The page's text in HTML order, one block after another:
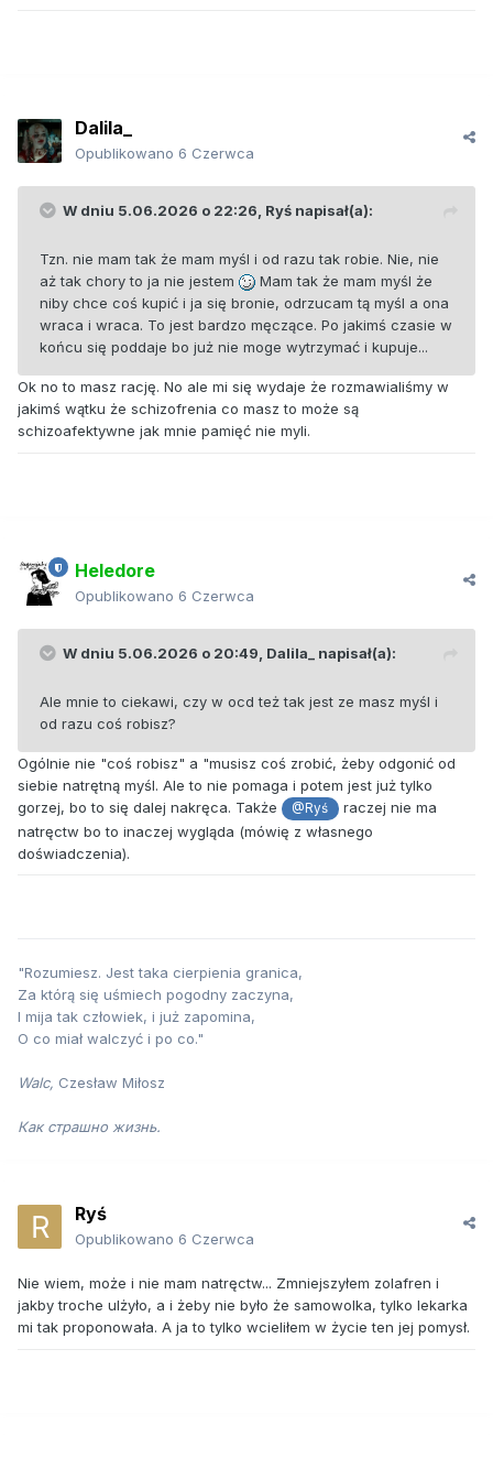
Dalila_
Opublikowano 6 Czerwca
W dniu 5.06.2026 o 22:26, Ryś napisał(a):
Tzn. nie mam tak że mam myśl i od razu tak robie. Nie, nie
aż tak chory to ja nie jestem
Mam tak że mam myśl że
niby chce coś kupić i ja się bronie, odrzucam tą myśl a ona
wraca i wraca. To jest bardzo męczące. Po jakimś czasie w
końcu się poddaje bo już nie moge wytrzymać i kupuje...
Ok no to masz rację. No ale mi się wydaje że rozmawialiśmy w
jakimś wątku że schizofrenia co masz to może są
schizoafektywne jak mnie pamięć nie myli.
Heledore
Opublikowano 6 Czerwca
W dniu 5.06.2026 o 20:49, Dalila_ napisał(a):
Ale mnie to ciekawi, czy w ocd też tak jest ze masz myśl i
od razu coś robisz?
Ogólnie nie "coś robisz" a "musisz coś zrobić, żeby odgonić od
siebie natrętną myśl. Ale to nie pomaga i potem jest już tylko
gorzej, bo to się dalej nakręca. Także
@Ryś
raczej nie ma
natręctw bo to inaczej wygląda (mówię z własnego
doświadczenia).
"Rozumiesz. Jest taka cierpienia granica,
Za którą się uśmiech pogodny zaczyna,
I mija tak człowiek, i już zapomina,
O co miał walczyć i po co."
Walc, Czesław Miłosz
Как страшно жизнь.
Ryś
Opublikowano 6 Czerwca
Nie wiem, może i nie mam natręctw... Zmniejszyłem zolafren i
jakby troche ulżyło, a i żeby nie było że samowolka, tylko lekarka
mi tak proponowała. A ja to tylko wcieliłem w życie ten jej pomysł.